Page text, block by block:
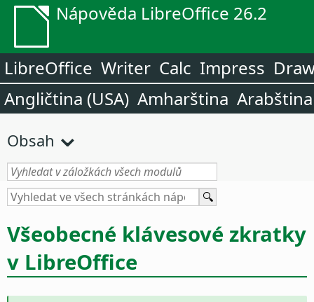
Nápověda LibreOffice 26.2
LibreOffice Writer Calc Impress
Angličtina (USA) Amharština Arabština
Obsah
Všeobecné klávesové zkratky
v LibreOffice